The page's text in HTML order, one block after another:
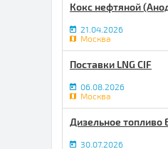
Кокс нефтяной
21.04.2026
Москва
Поставки LNG CIF
06.08.2026
Москва
Дизельное топливо
30.07.2026